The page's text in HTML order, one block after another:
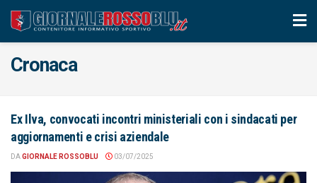
Cronaca
Ex Ilva, convocati incontri ministeriali con i sindacati per
aggiornamenti e crisi aziendale
DAGIORNALE ROSSOBLU 03/07/2025